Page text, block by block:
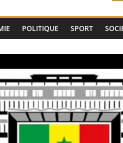
records dans l’espoir d’un accord
Disney s’associe à TikTok pour tirer
davantage profit de ses univers
France – Algérie: l’affaire Mehdi
Laribi relance la coopération
policière contre le narcotrafic
POLITIQUE SPORT